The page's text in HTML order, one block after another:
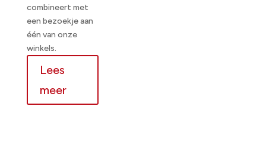
combineert met
een bezoekje aan
één van onze
winkels.
Lees
meer